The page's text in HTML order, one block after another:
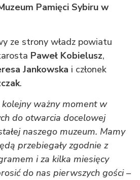
Pamięci Sybiru w
ze strony władz powiatu
Paweł Kobielusz,
Jankowska i członek
.
kolejny ważny moment w
do otwarcia docelowej
naszego muzeum. Mamy
przebiegały zgodnie z
i za kilka miesięcy
do nas pierwszych gości–